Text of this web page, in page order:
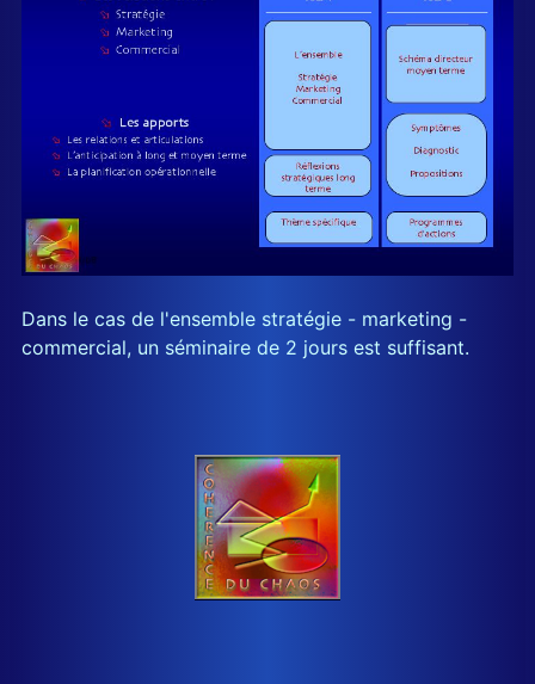
Dans le cas de l'ensemble stratégie - marketing -
commercial, un séminaire de 2 jours est suffisant.